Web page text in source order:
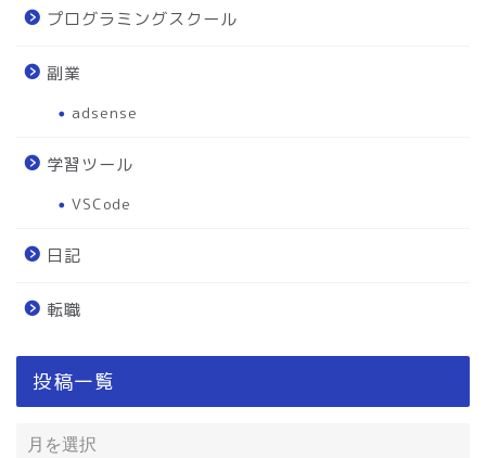
プログラミングスクール
副業
adsense
学習ツール
VSCode
日記
転職
投稿一覧